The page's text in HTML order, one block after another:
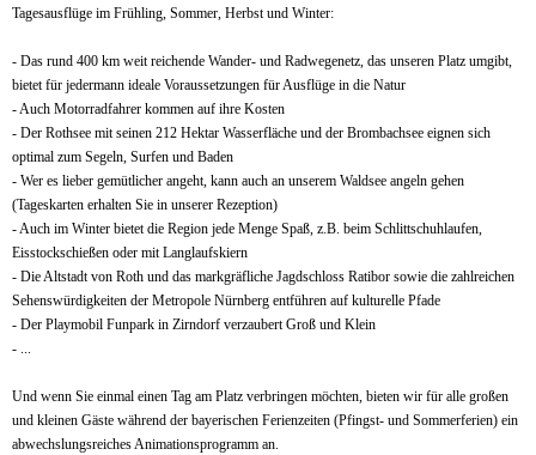
Tagesausflüge im Frühling, Sommer, Herbst und Winter:
- Das rund 400 km weit reichende Wander- und Radwegenetz, das unseren Platz umgibt,
bietet für jedermann ideale Voraussetzungen für Ausflüge in die Natur
- Auch Motorradfahrer kommen auf ihre Kosten
- Der Rothsee mit seinen 212 Hektar Wasserfläche und der Brombachsee eignen sich
optimal zum Segeln, Surfen und Baden
- Wer es lieber gemütlicher angeht, kann auch an unserem Waldsee angeln gehen
(Tageskarten erhalten Sie in unserer Rezeption)
- Auch im Winter bietet die Region jede Menge Spaß, z.B. beim Schlittschuhlaufen,
Eisstockschießen oder mit Langlaufskiern
- Die Altstadt von Roth und das markgräfliche Jagdschloss Ratibor sowie die zahlreichen
Sehenswürdigkeiten der Metropole Nürnberg entführen auf kulturelle Pfade
- Der Playmobil Funpark in Zirndorf verzaubert Groß und Klein
- ...
Und wenn Sie einmal einen Tag am Platz verbringen möchten, bieten wir für alle großen
und kleinen Gäste während der bayerischen Ferienzeiten (Pfingst- und Sommerferien) ein
abwechslungsreiches Animationsprogramm an.